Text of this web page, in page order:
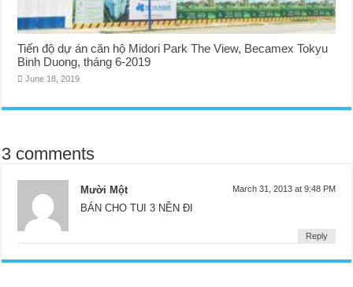
Tiến độ dự án căn hộ Midori Park The View, Becamex Tokyu
Binh Duong, tháng 6-2019
June 18, 2019
3 comments
Mười Một March 31, 2013 at 9:48 PM
BÁN CHO TUI 3 NỀN ĐI
Reply